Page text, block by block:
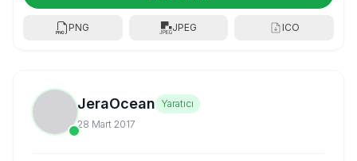
PNG JPEG ICO
JeraOcean Yaratıcı
28 Mart 2017